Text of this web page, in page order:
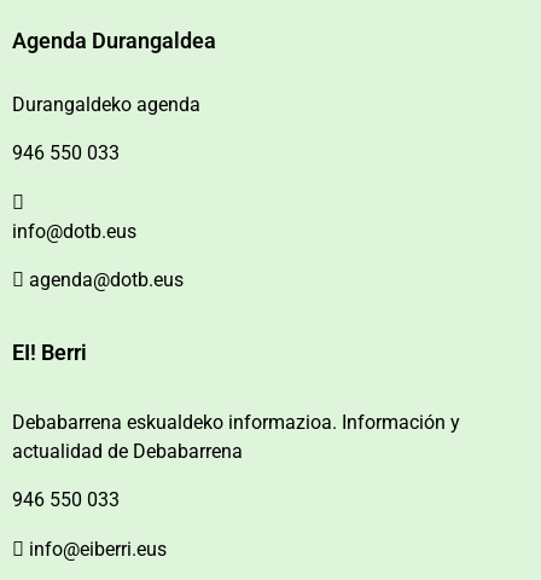
Agenda Durangaldea
Durangaldeko agenda
946 550 033
info@dotb.eus
agenda@dotb.eus
EI! Berri
Debabarrena eskualdeko informazioa. Información y
actualidad de Debabarrena
946 550 033
info@eiberri.eus